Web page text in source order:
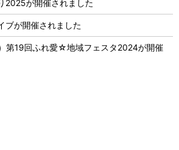
2025が開催されました
ブが開催されました
第19回ふれ愛☆地域フェスタ2024が開催